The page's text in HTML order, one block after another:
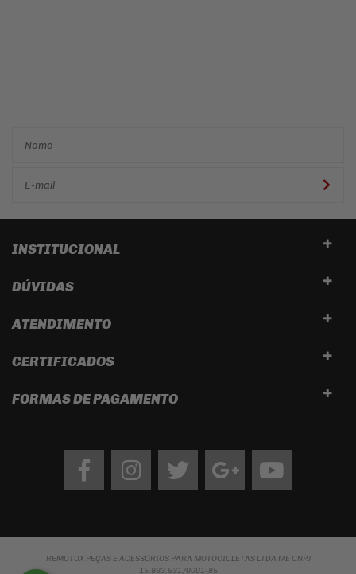
INSTITUCIONAL
DÚVIDAS
ATENDIMENTO
CERTIFICADOS
FORMAS DE PAGAMENTO
FacebookInstagram twitter googleYoutube
REMOTOX PEÇAS E ACESSÓRIOS PARA MOTOCICLETAS LTDA ME CNPJ
15.863.531/0001-85